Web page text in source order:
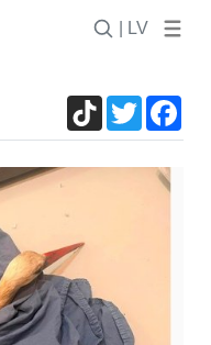
| LV
TikTokTwitter